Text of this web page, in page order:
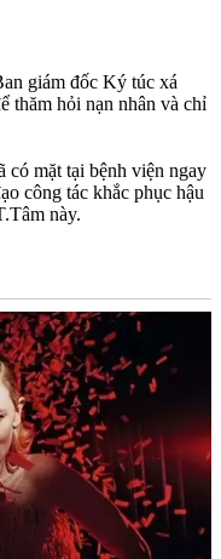
giám đốc Ký túc xá
thăm hỏi nạn nhân và chỉ
mặt tại bệnh viện ngay
công tác khắc phục hậu
này.